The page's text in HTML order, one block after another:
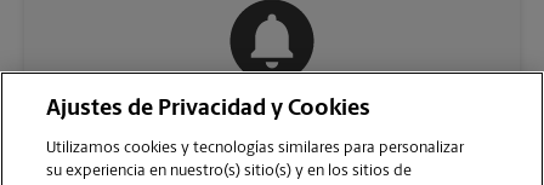
Ajustes de Privacidad y Cookies
Utilizamos cookies y tecnologías similares para personalizar
su experiencia en nuestro(s) sitio(s) y en los sitios de